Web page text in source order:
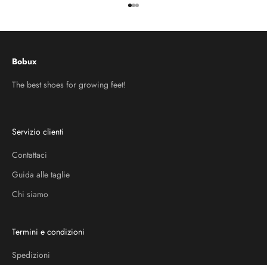
Vai all'articolo 1
Vai all'articolo 2
Vai all'articolo 3
Bobux
The best shoes for growing feet!
Servizio clienti
Contattaci
Guida alle taglie
Chi siamo
Termini e condizioni
Spedizioni